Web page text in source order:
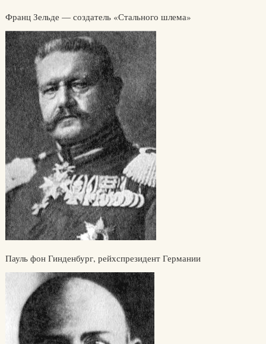
Франц Зельде — создатель «Стального шлема»
Пауль фон Гинденбург, рейхспрезидент Германии